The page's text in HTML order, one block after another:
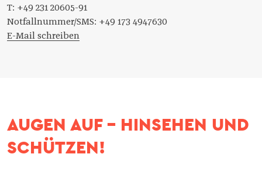
T: +49 231 20605-91
Notfallnummer/SMS: +49 173 4947630
E-Mail schreiben
AUGEN AUF - HINSEHEN UND
SCHÜTZEN!